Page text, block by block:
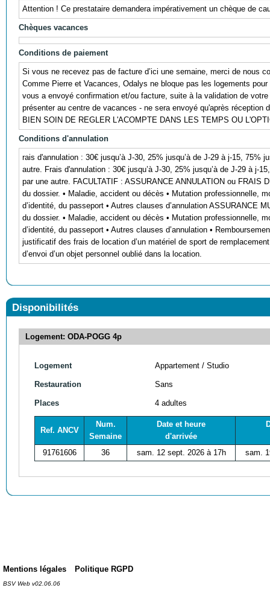
Attention ! Ce prestataire demandera impérativement un chèque de
Chèques vacances
Conditions de paiement
Si vous ne recevez pas de facture d’ici une semaine, merci de nous
Comme Pierre et Vacances, Odalys ne bloque pas les logements
vous a envoyé confirmation et/ou facture, suite à la validation de
présenter au centre de vacances - ne sera envoyé qu'après
BIEN SOIN DE REGLER L'ACOMPTE DANS LES TEMPS OU
Conditions d'annulation
rais d'annulation : 30€ jusqu’à J-30, 25% jusqu’à de J-29 à j-15,
autre. Frais d'annulation : 30€ jusqu’à J-30, 25% jusqu’à de J-29 à j-
par une autre. FACULTATIF : ASSURANCE ANNULATION ou
du dossier. • Maladie, accident ou décès • Mutation professionnelle,
d’identité, du passeport • Autres clauses d’annulation
du dossier. • Maladie, accident ou décès • Mutation professionnelle,
d’identité, du passeport • Autres clauses d’annulation •
justificatif des frais de location d’un matériel de sport de
d’envoi d’un objet personnel oublié dans la location.
Disponibilités
Logement: ODA-POGG 4p
Logement Appartement / Studio
Restauration Sans
Places 4 adultes
Ref. ANCV
Num.
Semaine
Date et heure
d'arrivée
91761606 36 sam. 12 sept. 2026 à 17h sam.
Mentions légales Politique RGPD
BSV Web v02.06.06